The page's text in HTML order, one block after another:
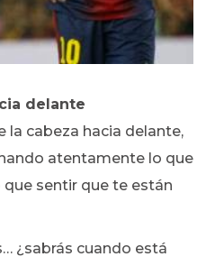
delante
la cabeza hacia delante,
atentamente lo que
sentir que te están
¿sabrás cuando está